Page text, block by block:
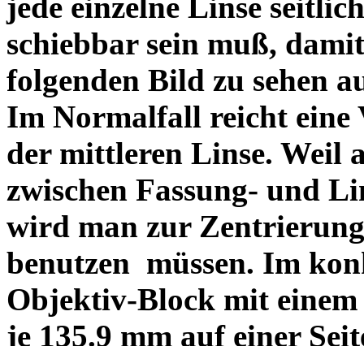
schiebbar sein muß,
folgenden Bild zu sehen
Im Normalfall reicht eine
der mittleren Linse. Weil
zwischen Fassung- und
wird man zur
benutzen müssen. Im
Objektiv-Block mit einem
je 135.9 mm auf einer